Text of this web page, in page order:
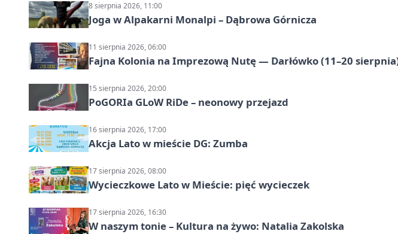
8 sierpnia 2026, 11:00
Joga w Alpakarni Monalpi – Dąbrowa Górnicza
11 sierpnia 2026, 06:00
Fajna Kolonia na Imprezową Nutę — Darłówko (11–20
15 sierpnia 2026, 20:00
PoGORIa GLoW RiDe – neonowy przejazd
16 sierpnia 2026, 17:00
Akcja Lato w mieście DG: Zumba
17 sierpnia 2026, 08:00
Wycieczkowe Lato w Mieście: pięć wycieczek
17 sierpnia 2026, 16:30
W naszym tonie – Kultura na żywo: Natalia Zakolska